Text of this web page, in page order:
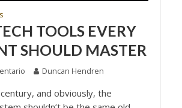
TOOLS EVERY
SHOULD MASTER
Duncan Hendren
and obviously, the